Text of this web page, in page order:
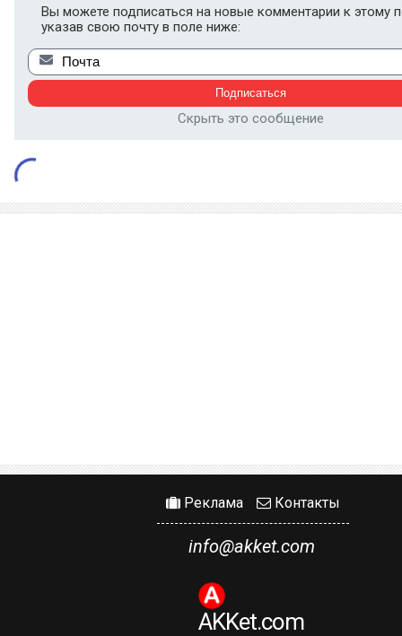
Вы можете подписаться на новые комментарии к этому
указав свою почту в поле ниже:
Скрыть это сообщение
Реклама Контакты
info@akket.com
AKKet.com